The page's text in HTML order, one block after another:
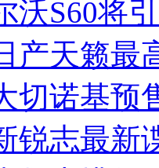
沃S60将
产天籁最
切诺基预
锐志最新